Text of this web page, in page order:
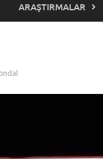
ARAŞTIRMALAR